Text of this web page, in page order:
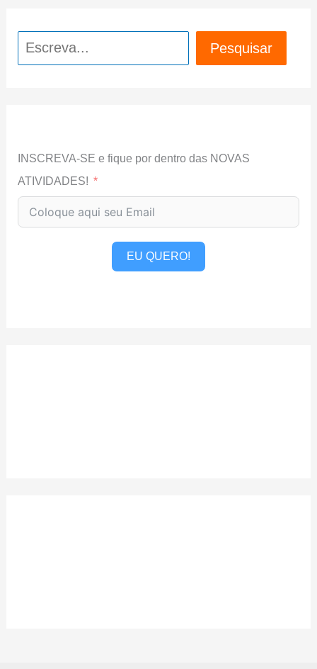
Pesquisar Pesquisar
INSCREVA-SE e fique por dentro das NOVAS
ATIVIDADES!
EU QUERO!